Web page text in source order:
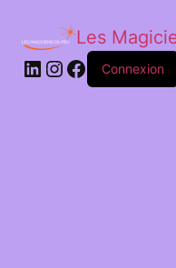
Les
LinkedIn
Instagram
Facebook
Connexion